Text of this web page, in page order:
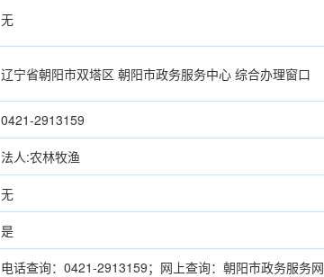
无
辽宁省朝阳市双塔区 朝阳市政务服务中心 综合办理窗口
0421-2913159
法人:农林牧渔
无
是
电话查询：0421-2913159；网上查询：朝阳市政务服务网